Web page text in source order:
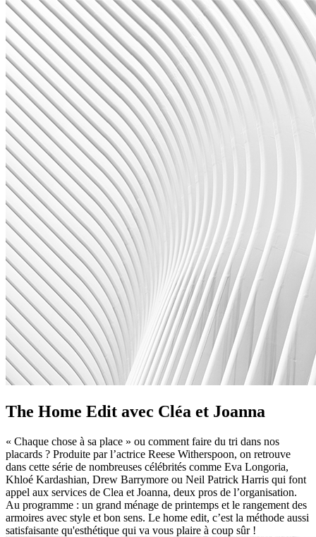
The Home Edit avec Cléa et Joanna
« Chaque chose à sa place » ou comment faire du tri dans nos
placards ? Produite par l’actrice Reese Witherspoon, on retrouve
dans cette série de nombreuses célébrités comme Eva Longoria,
Khloé Kardashian, Drew Barrymore ou Neil Patrick Harris qui font
appel aux services de Clea et Joanna, deux pros de l’organisation.
Au programme : un grand ménage de printemps et le rangement des
armoires avec style et bon sens. Le home edit, c’est la méthode aussi
satisfaisante qu'esthétique qui va vous plaire à coup sûr !